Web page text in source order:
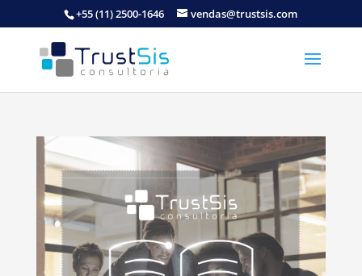
+55 (11) 2500-1646 vendas@trustsis.com